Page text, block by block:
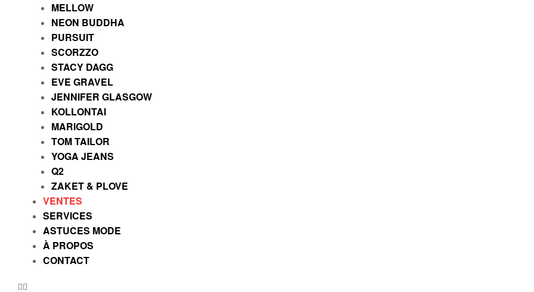
MELLOW
NEON BUDDHA
PURSUIT
SCORZZO
STACY DAGG
EVE GRAVEL
JENNIFER GLASGOW
KOLLONTAI
MARIGOLD
TOM TAILOR
YOGA JEANS
Q2
ZAKET & PLOVE
VENTES
SERVICES
ASTUCES MODE
À PROPOS
CONTACT